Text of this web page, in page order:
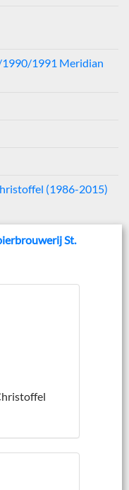
1991 Meridian
(1986-2015)
St.